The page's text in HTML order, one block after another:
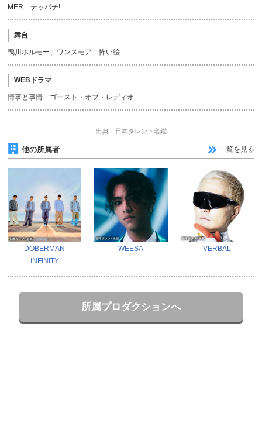
MER テッパチ!
舞台
鴨川ホルモー、ワンスモア 怖い絵
WEBドラマ
情事と事情 ゴースト・オブ・レディオ
出典：日本タレント名鑑
他の所属者 一覧を見る
DOBERMAN
INFINITY
WEESA VERBAL
所属プロダクションへ